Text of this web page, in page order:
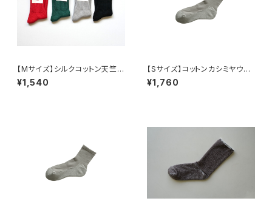
【Mサイズ】シルクコットン天竺ソ
ックス / NISHIGUCHI KUTSU
SHITA
¥1,540
【Sサイズ】コットンカシミヤウォ
ークソックス / NISHIGUCHI K
UTSUSHITA
¥1,760